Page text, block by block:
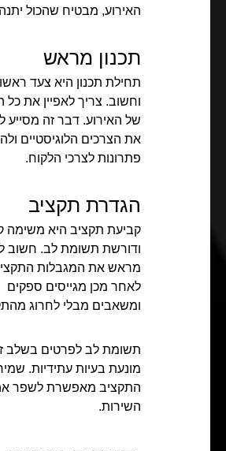
האירוע, מבטיח שהכול
תכנון מראש
תחילת תכנון היא צעד
וחשוב. צריך לאפיין את כל
של האירוע. דבר זה מסייע
את הצרכים הלוגיסטיים
פתרונות לצרכי הלקוח.
הגדרת תקציב
קביעת תקציב היא משימה
ודורשת תשומת לב. חשוב
מראש את המגבלות
לאחר מכן מגייסים ספקים
ומשאבים מבלי לחרוג
תשומת לב לפרטים בשלב
מונעת בעיות עתידיות.
התקציב מאפשרת לשפר
השירות.